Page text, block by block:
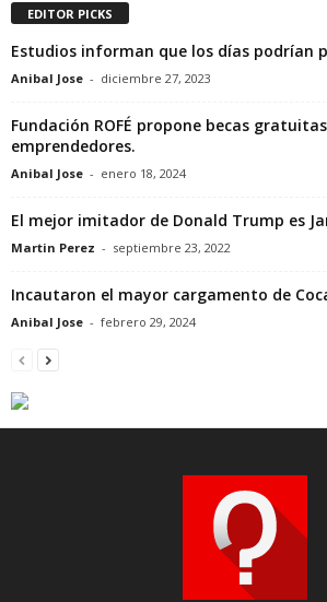
EDITOR PICKS
Estudios informan que los días podrían
Anibal Jose - diciembre 27, 2023
Fundación ROFÉ propone becas
emprendedores.
Anibal Jose - enero 18, 2024
El mejor imitador de Donald Trump es
Martin Perez - septiembre 23, 2022
Incautaron el mayor cargamento de
Anibal Jose - febrero 29, 2024